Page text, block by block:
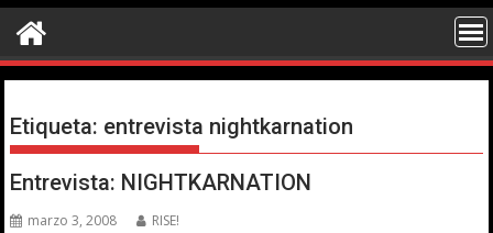
Etiqueta: entrevista nightkarnation
Entrevista: NIGHTKARNATION
marzo 3, 2008 RISE!